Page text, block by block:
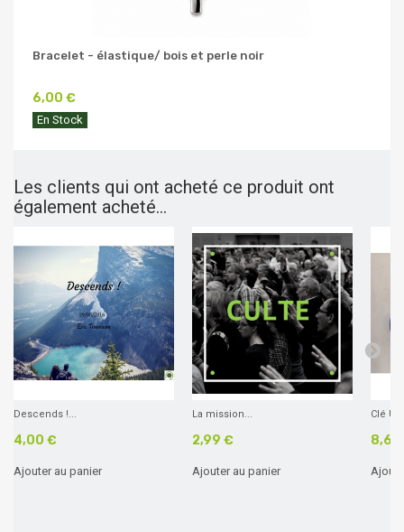
Bracelet - élastique/ bois et perle noir
6,00 €
En Stock
Les clients qui ont acheté ce produit ont
également acheté...
Descends !...
4,00 €
Ajouter au panier
La mission...
2,99 €
Ajouter au panier
Clé
8,60